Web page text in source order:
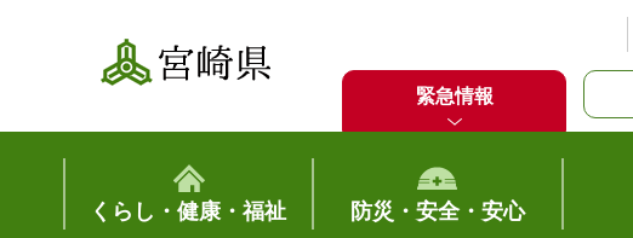
宮崎県
緊急情報
くらし・健康・福祉 防災・安全・安心